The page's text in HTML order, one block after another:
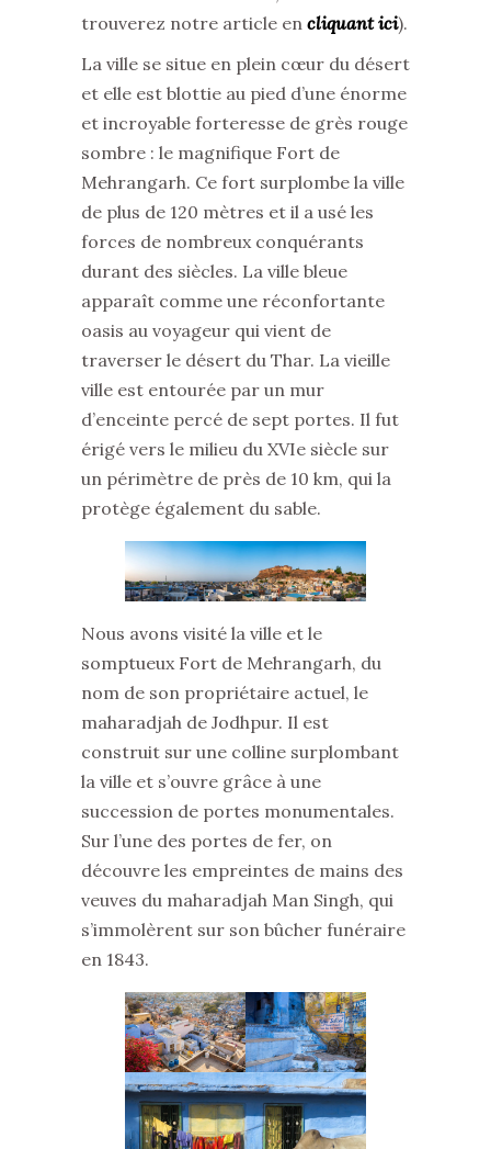
trouverez notre article en cliquant ici).
La ville se situe en plein cœur du désert
et elle est blottie au pied d’une énorme
et incroyable forteresse de grès rouge
sombre : le magnifique Fort de
Mehrangarh. Ce fort surplombe la ville
de plus de 120 mètres et il a usé les
forces de nombreux conquérants
durant des siècles. La ville bleue
apparaît comme une réconfortante
oasis au voyageur qui vient de
traverser le désert du Thar. La vieille
ville est entourée par un mur
d’enceinte percé de sept portes. Il fut
érigé vers le milieu du XVIe siècle sur
un périmètre de près de 10 km, qui la
protège également du sable.
Nous avons visité la ville et le
somptueux Fort de Mehrangarh, du
nom de son propriétaire actuel, le
maharadjah de Jodhpur. Il est
construit sur une colline surplombant
la ville et s’ouvre grâce à une
succession de portes monumentales.
Sur l’une des portes de fer, on
découvre les empreintes de mains des
veuves du maharadjah Man Singh, qui
s’immolèrent sur son bûcher funéraire
en 1843.